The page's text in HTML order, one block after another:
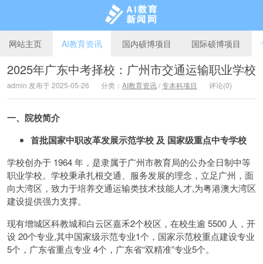
AI教育新闻网
网站主页 AI教育资讯 国内硕博项目 国际硕博项目
2025年广东中考择校：广州市交通运输职业学校
admin 发布于 2025-05-26 分类： AI教育资讯/专本科项目 评论(0)
一、院校简介
首批国家中职改革发展示范学校 及 国家级重点中专学校
学校创办于 1964 年，是隶属于广州市教育局的公办全日制中等
职业学校。学校秉承扎根交通、服务发展的理念，立足广州，面
向大湾区，致力于培养交通运输类技术技能人才,为粤港澳大湾区
建设提供强力支撑。
现有增城区科教城和白云区嘉禾2个校区，在校生逾 5500 人，开
设 20个专业,其中国家级示范专业1个，国家示范校重点建设专业
5个，广东省重点专业 4个，广东省“双精准”专业5个。